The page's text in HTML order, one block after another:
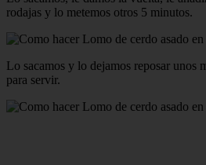
rodajas y lo metemos otros 5 minutos.
Lo sacamos y lo dejamos reposar unos
para servir.